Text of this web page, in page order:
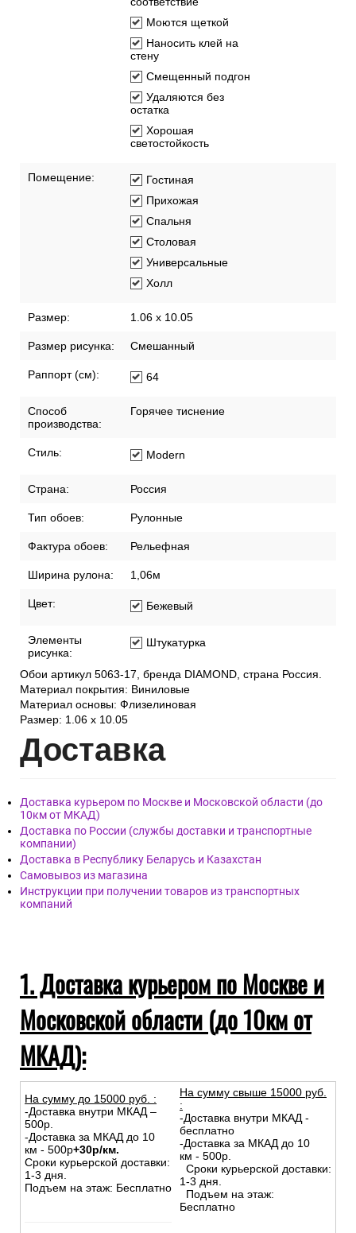
Моются щеткой
Наносить клей на
стену
Смещенный подгон
Удаляются без
остатка
Хорошая
светостойкость
Помещение:
Гостиная
Прихожая
Спальня
Столовая
Универсальные
Холл
Размер: 1.06 x 10.05
Размер рисунка: Смешанный
Раппорт (см): 64
Способ
производства:
Горячее тиснение
Стиль: Modern
Страна: Россия
Тип обоев: Рулонные
Фактура обоев: Рельефная
Ширина рулона: 1,06м
Цвет: Бежевый
Элементы
рисунка:
Штукатурка
Обои артикул 5063-17, бренда DIAMOND, страна Россия.
Материал покрытия: Виниловые
Материал основы: Флизелиновая
Размер: 1.06 x 10.05
Доставка
Доставка курьером по Москве и Московской области (до
10км от МКАД)
Доставка по России (службы доставки и транспортные
компании)
Доставка в Республику Беларусь и Казахстан
Самовывоз из магазина
Инструкции при получении товаров из транспортных
компаний
1. Доставка курьером по Москве и
Московской области (до 10км от
МКАД):
На сумму до 15000 руб. :
-Доставка внутри МКАД –
500р.
-Доставка за МКАД до 10
км - 500р+30р/км.
Сроки курьерской доставки:
1-3 дня.
Подъем на этаж: Бесплатно
На сумму свыше 15000 руб.
:
-Доставка внутри МКАД -
бесплатно
-Доставка за МКАД до 10
км - 500р.
Сроки курьерской доставки:
1-3 дня.
Подъем на этаж:
Бесплатно